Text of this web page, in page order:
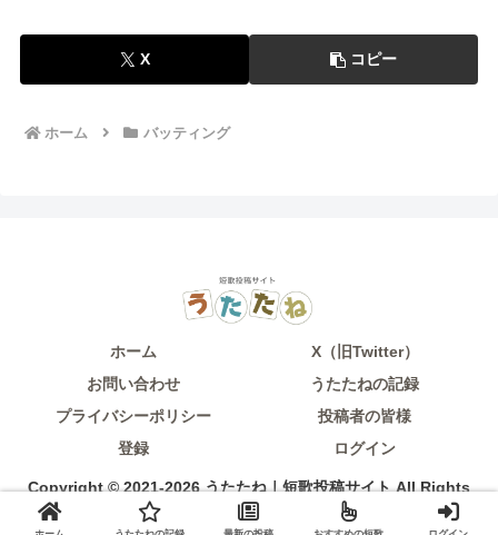
X コピー
ホーム バッティング
ホーム
X（旧Twitter）
お問い合わせ
うたたねの記録
プライバシーポリシー
投稿者の皆様
登録
ログイン
Copyright © 2021-2026 うたたね｜短歌投稿サイト All Rights
Reserved.